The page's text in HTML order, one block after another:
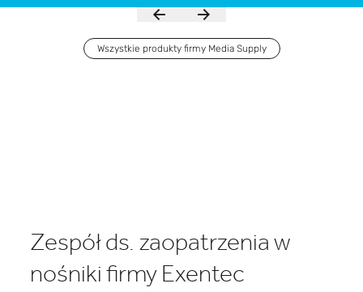
Wszystkie produkty firmy Media Supply
Zespół ds. zaopatrzenia w
nośniki firmy Exentec